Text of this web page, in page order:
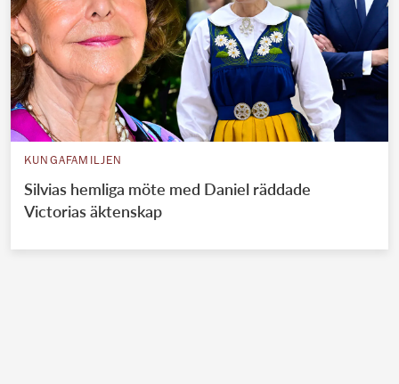
KUNGAFAMILJEN
Silvias hemliga möte med Daniel räddade
Victorias äktenskap